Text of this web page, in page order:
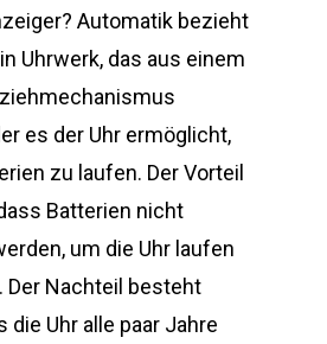
Automatik bezieht
Uhrwerk, das aus einem
es der Uhr ermöglicht,
zu laufen. Der Vorteil
Batterien nicht
um die Uhr laufen
Der Nachteil besteht
die Uhr alle paar Jahre